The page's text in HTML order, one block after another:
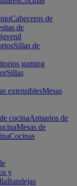
Cabeceros de
de
Sillas de
gaming
Sillas
extensiblesMesas
cocinaArmarios de
Mesas de
Cocinas
y
Bandejas